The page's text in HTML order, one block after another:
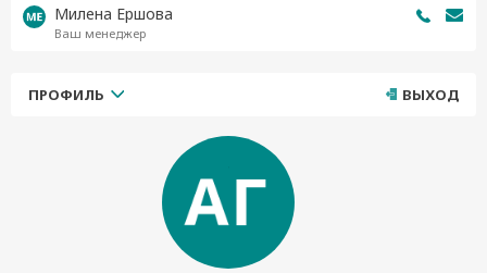
Милена Ершова
Ваш менеджер
ПРОФИЛЬ ВЫХОД